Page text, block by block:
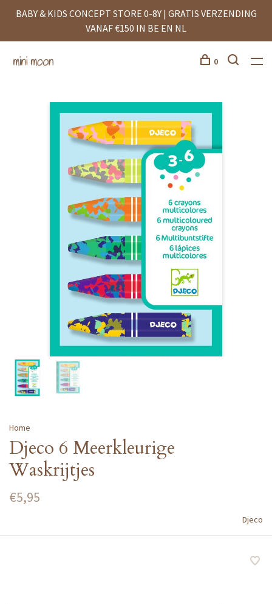
BABY & KIDS CONCEPT STORE 0-8Y | GRATIS VERZENDING
VANAF €150 IN BE EN NL
0
Home
Djeco 6 Meerkleurige
Waskrijtjes
€5,95
Djeco